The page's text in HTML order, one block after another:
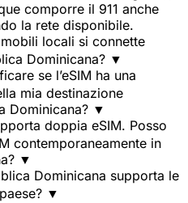
comporre il 911 anche
la rete disponibile.
locali si connette
Dominicana? ▼
se l’eSIM ha una
mia destinazione
Dominicana? ▼
doppia eSIM. Posso
contemporaneamente in
▼
Dominicana supporta le
▼